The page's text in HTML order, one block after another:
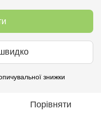
знижки
Порівняти